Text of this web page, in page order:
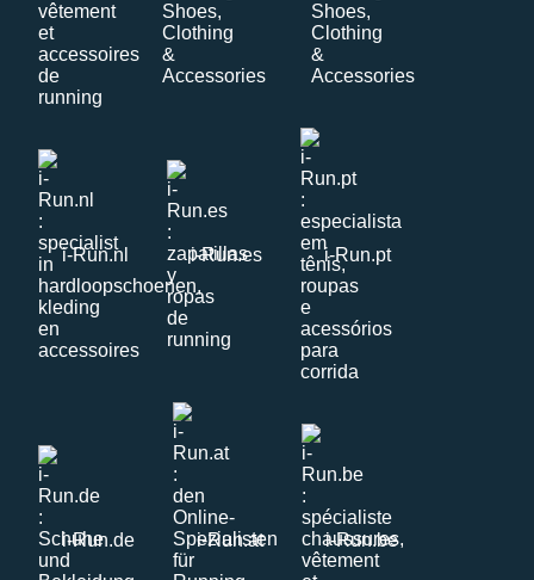
i-Run.nl i-Run.es i-Run.pt
i-Run.de i-Run.at i-Run.be